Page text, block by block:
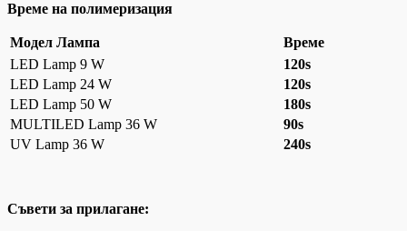
Време на полимеризация
Модел Лампа
Време
LED Lamp 9 W
120s
LED Lamp 24 W
120s
LED Lamp 50 W
180s
MULTILED Lamp 36 W
90s
UV Lamp 36 W
240s
Съвети за прилагане: